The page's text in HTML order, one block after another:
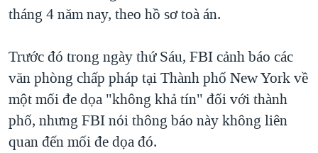
tháng 4 năm nay, theo hồ sơ toà án.
Trước đó trong ngày thứ Sáu, FBI cảnh báo các
văn phòng chấp pháp tại Thành phố New York về
một mối đe dọa "không khả tín" đối với thành
phố, nhưng FBI nói thông báo này không liên
quan đến mối đe dọa đó.